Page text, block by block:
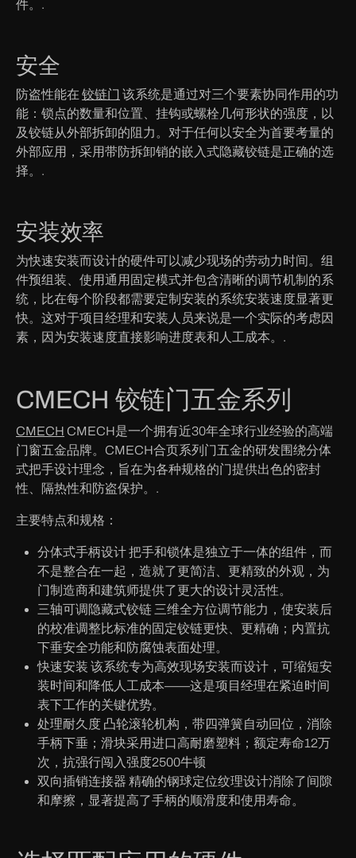
件。.
安全
防盗性能在 铰链门 该系统是通过对三个要素协同作用的功
能：锁点的数量和位置、挂钩或螺栓几何形状的强度，以
及铰链从外部拆卸的阻力。对于任何以安全为首要考量的
外部应用，采用带防拆卸销的嵌入式隐藏铰链是正确的选
择。.
安装效率
为快速安装而设计的硬件可以减少现场的劳动力时间。组
件预组装、使用通用固定模式并包含清晰的调节机制的系
统，比在每个阶段都需要定制安装的系统安装速度显著更
快。这对于项目经理和安装人员来说是一个实际的考虑因
素，因为安装速度直接影响进度表和人工成本。.
CMECH 铰链门五金系列
CMECH CMECH是一个拥有近30年全球行业经验的高端
门窗五金品牌。CMECH合页系列门五金的研发围绕分体
式把手设计理念，旨在为各种规格的门提供出色的密封
性、隔热性和防盗保护。.
主要特点和规格：
分体式手柄设计把手和锁体是独立于一体的组件，而
不是整合在一起，造就了更简洁、更精致的外观，为
门制造商和建筑师提供了更大的设计灵活性。
三轴可调隐藏式铰链 三维全方位调节能力，使安装后
的校准调整比标准的固定铰链更快、更精确；内置抗
下垂安全功能和防腐蚀表面处理。
快速安装 该系统专为高效现场安装而设计，可缩短安
装时间和降低人工成本——这是项目经理在紧迫时间
表下工作的关键优势。
处理耐久度 凸轮滚轮机构，带四弹簧自动回位，消除
手柄下垂；滑块采用进口高耐磨塑料；额定寿命12万
次，抗强行闯入强度2500牛顿
双向插销连接器 精确的钢球定位纹理设计消除了间隙
和摩擦，显著提高了手柄的顺滑度和使用寿命。